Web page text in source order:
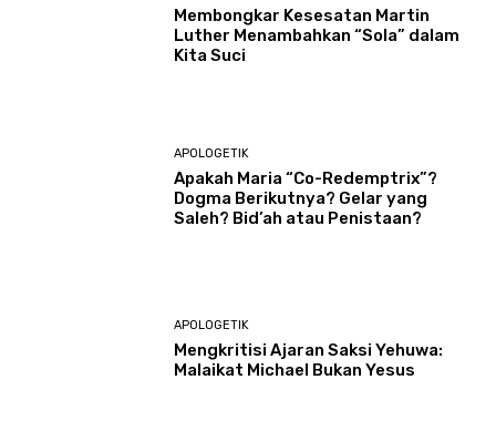
Membongkar Kesesatan Martin
Luther Menambahkan “Sola” dalam
Kita Suci
APOLOGETIK
Apakah Maria “Co-Redemptrix”?
Dogma Berikutnya? Gelar yang
Saleh? Bid’ah atau Penistaan?
APOLOGETIK
Mengkritisi Ajaran Saksi Yehuwa:
Malaikat Michael Bukan Yesus